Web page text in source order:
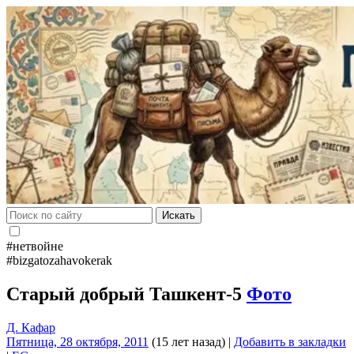
Искать
#нетвойне
#bizgatozahavokerak
Старый добрый Ташкент-5 Фото
Д. Кафар
Пятница, 28 октября, 2011 (15 лет назад) | Добавить в закладки